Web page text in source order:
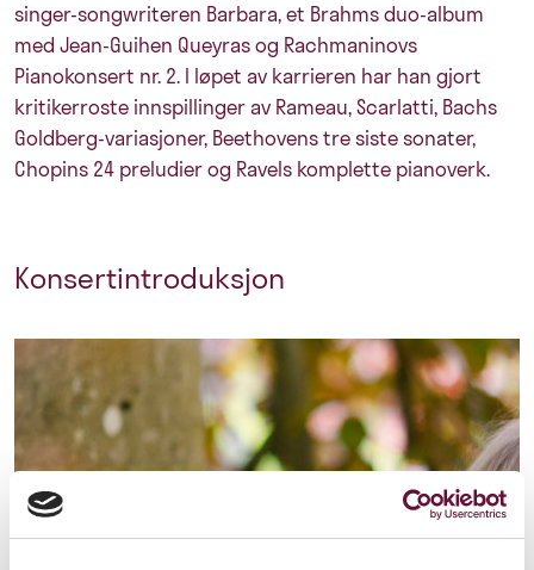
singer-songwriteren Barbara, et Brahms duo-album
med Jean-Guihen Queyras og Rachmaninovs
Pianokonsert nr. 2. I løpet av karrieren har han gjort
kritikerroste innspillinger av Rameau, Scarlatti, Bachs
Goldberg-variasjoner, Beethovens tre siste sonater,
Chopins 24 preludier og Ravels komplette pianoverk.
Konsertintroduksjon